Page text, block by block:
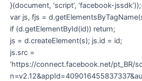
}(document, ‘script’, ‘facebook-
var js, fjs =
if (d.getElementById(id)) return;
js = d.createElement(s); js.id = id;
js.src =
‘https://connect.facebook.net/pt_BR/